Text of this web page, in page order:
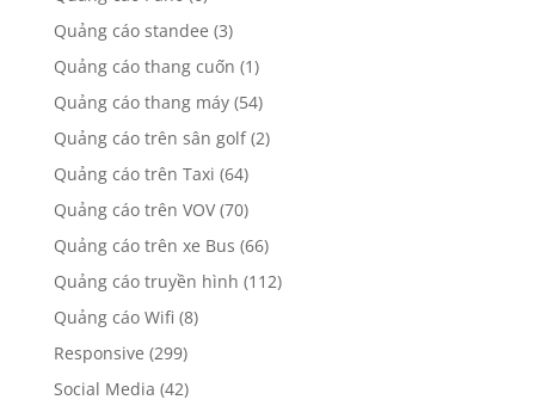
Quảng cáo standee (3)
Quảng cáo thang cuốn (1)
Quảng cáo thang máy(54)
Quảng cáo trên sân golf(2)
Quảng cáo trên Taxi (64)
Quảng cáo trên VOV(70)
Quảng cáo trên xe Bus (66)
Quảng cáo truyền hình (112)
Quảng cáo Wifi (8)
Responsive (299)
Social Media (42)